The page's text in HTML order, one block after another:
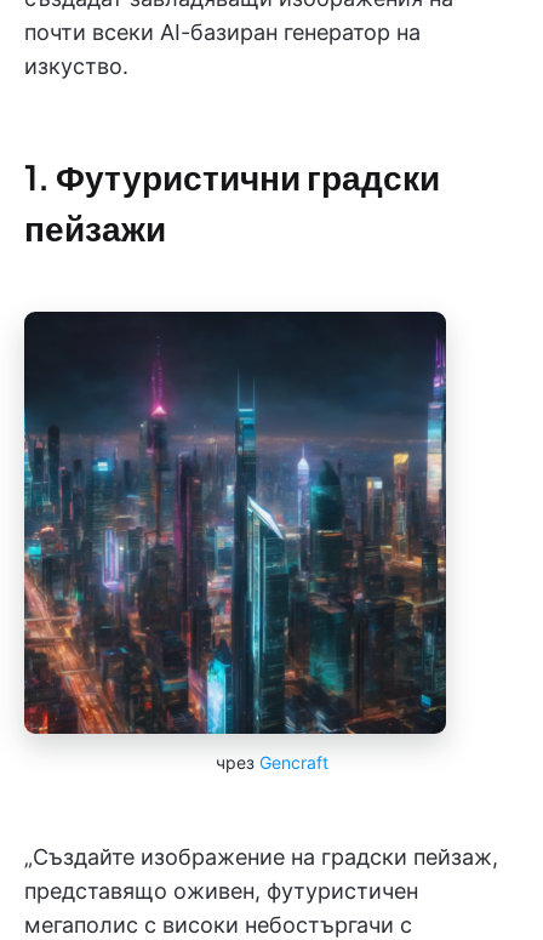
почти всеки AI-базиран генератор на
изкуство.
1. Футуристични градски
пейзажи
чрез Gencraft
„Създайте изображение на градски пейзаж,
представящо оживен, футуристичен
мегаполис с високи небостъргачи с